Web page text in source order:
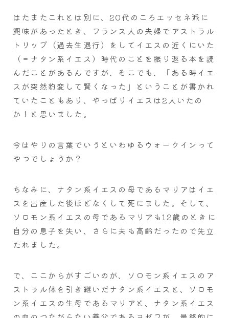
はたまたこれとは別に、20代のころエッセネ派に
興味があったとき、フランス人の夫婦でアストラル
トリップ（過去生退行）をしてイエスの近くにいた
（＝ナタン系イエス）時代のことを振り返る本を読
んだことがあるんですが、そこでも、「ある時イエ
スが突然豹変して賢くなった」ということが書かれ
ていたこともあり、やっぱりイエスは2人いたの
か！と思いました。
今はやりの言葉でいうといわゆるウォークインって
やつでしょうか？
ちなみに、ナタン系イエスの母であるマリアはイエ
スを出産した後ほどなくして死にました。そして、
ソロモン系イエスの母であるマリアも12歳のときに
自分の息子を失い、さらに夫も高齢だったので先立
たれました。
で、ここからがすごいのが、ソロモン系イエスのア
ストラル体を引き継いだナタン系イエスと、ソロモ
ン系イエスの生母であるマリアと、ナタン系イエス